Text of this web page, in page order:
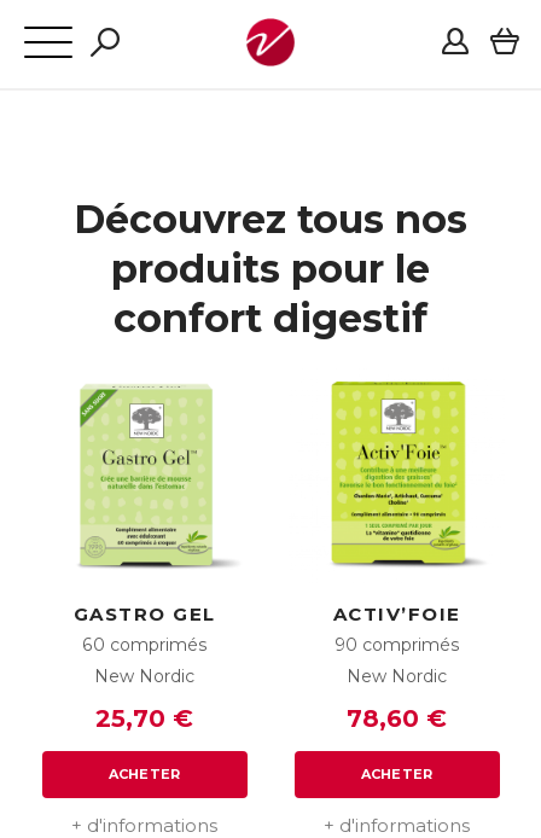
Découvrez tous nos
produits pour le
confort digestif
GASTRO GEL
60 comprimés
New Nordic
25,70 €
ACHETER
+ d'informations
ACTIV’FOIE
90 comprimés
New Nordic
78,60 €
ACHETER
+ d'informations